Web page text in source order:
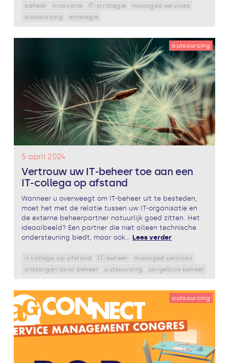
beheer innovatie IT-strategie
managed services
outsourcing
strategie
outsourcing
5 april 2024
Vertrouw uw IT-beheer toe aan een
IT-collega op afstand
Wanneer u overweegt om IT-beheer uit te besteden,
moet het met de relatie tussen uw IT-organisatie en
de externe beheerpartner natuurlijk goed zitten. Het
ideaalbeeld? Een partner die niet alleen technische
ondersteuning biedt, maar ook... Lees verder
it collega op afstand IT-beheer
managed services
ontzorgen door beheer
outsourcing zorgeloos beheer
outsourcing